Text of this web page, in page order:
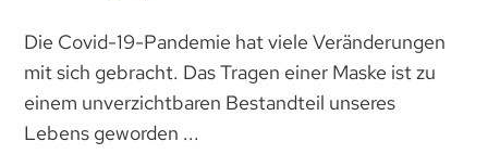
Die Covid-19-Pandemie hat viele Veränderungen
mit sich gebracht. Das Tragen einer Maske ist zu
einem unverzichtbaren Bestandteil unseres
Lebens geworden ...